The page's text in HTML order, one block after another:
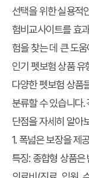
선택을 위한 실용적
험비교사이트를 효
험을 찾는 데 큰 도
인기 펫보험 상품
다양한 펫보험 상품
분류할 수 있습니다
단점을 자세히 알아
1. 폭넓은 보장을 제
특징: 종합형 상품은